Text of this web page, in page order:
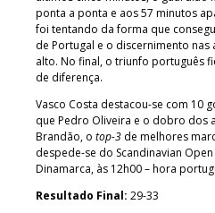
ponta a ponta e aos 57 minutos
foi tentando da forma que
de Portugal e o discernimento nas
alto. No final, o triunfo português
de diferença.
Vasco Costa destacou-se com 10
que Pedro Oliveira e o dobro dos
Brandão, o top-3 de melhores
despede-se do Scandinavian
Dinamarca, às 12h00 – hora
Resultado Final: 29-33